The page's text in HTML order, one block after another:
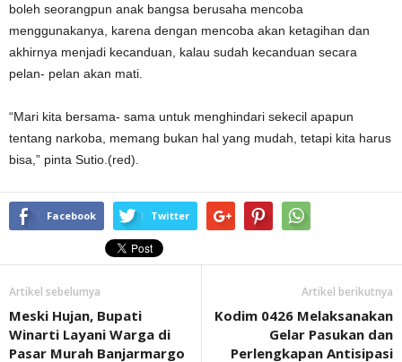
boleh seorangpun anak bangsa berusaha mencoba
menggunakanya, karena dengan mencoba akan ketagihan dan
akhirnya menjadi kecanduan, kalau sudah kecanduan secara
pelan- pelan akan mati.
“Mari kita bersama- sama untuk menghindari sekecil apapun
tentang narkoba, memang bukan hal yang mudah, tetapi kita harus
bisa,” pinta Sutio.(red).
Facebook Twitter
Artikel sebelumya
Meski Hujan, Bupati
Winarti Layani Warga di
Pasar Murah Banjarmargo
Artikel berikutnya
Kodim 0426 Melaksanakan
Gelar Pasukan dan
Perlengkapan Antisipasi